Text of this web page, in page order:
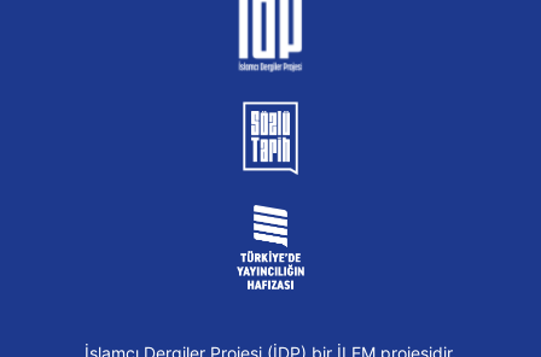
İslamcı Dergiler Projesi (İDP) bir İLEM projesidir.